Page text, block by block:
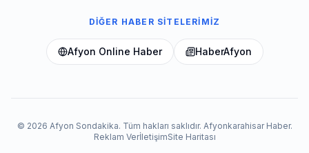
DIĞER HABER SITELERIMIZ
Afyon Online Haber HaberAfyon
© 2026 Afyon Sondakika. Tüm hakları saklıdır. Afyonkarahisar Haber.
Reklam VerİletişimSite Haritası